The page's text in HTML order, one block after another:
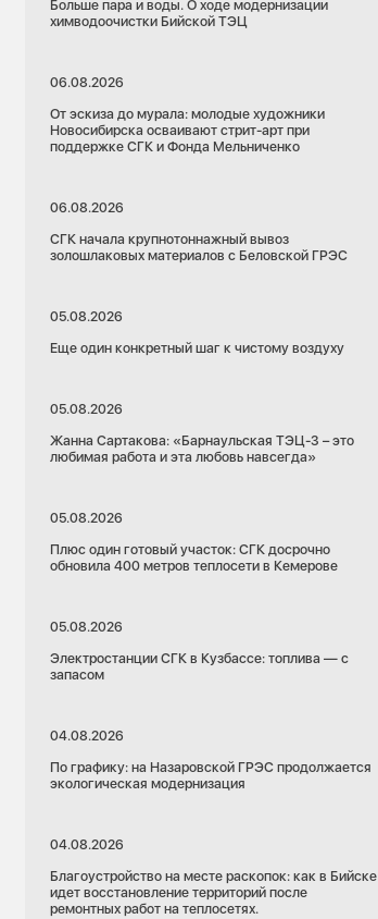
Больше пара и воды. О ходе модернизации
химводоочистки Бийской ТЭЦ
06.08.2026
От эскиза до мурала: молодые художники
Новосибирска осваивают стрит-арт при
поддержке СГК и Фонда Мельниченко
06.08.2026
СГК начала крупнотоннажный вывоз
золошлаковых материалов с Беловской ГРЭС
05.08.2026
Еще один конкретный шаг к чистому воздуху
05.08.2026
Жанна Сартакова: «Барнаульская ТЭЦ-3 – это
любимая работа и эта любовь навсегда»
05.08.2026
Плюс один готовый участок: СГК досрочно
обновила 400 метров теплосети в Кемерове
05.08.2026
Электростанции СГК в Кузбассе: топлива — с
запасом
04.08.2026
По графику: на Назаровской ГРЭС продолжается
экологическая модернизация
04.08.2026
Благоустройство на месте раскопок: как в Бийске
идет восстановление территорий после
ремонтных работ на теплосетях.